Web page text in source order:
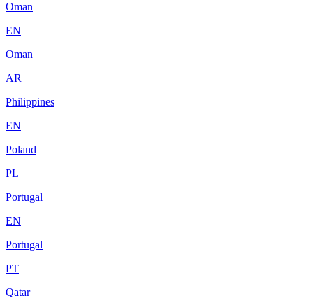
Oman
EN
Oman
AR
Philippines
EN
Poland
PL
Portugal
EN
Portugal
PT
Qatar